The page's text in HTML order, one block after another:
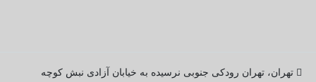
تهران، تهران رودکی جنوبی نرسیده به خیابان آزادی نبش کوچه